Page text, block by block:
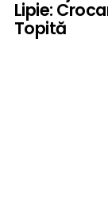
Lipie:
Topită